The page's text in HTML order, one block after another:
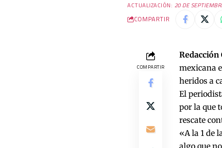
ACTUALIZACIÓN: 20 DE
COMPARTIR
COMPARTIR
Redacción
mexicana
heridos a
El
por la que
rescate
«A la 1 de
algo que